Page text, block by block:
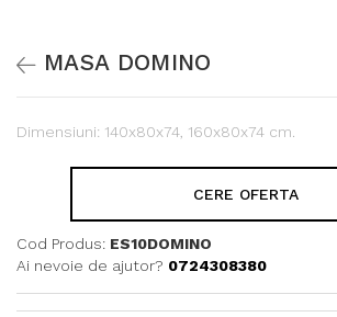
MASA DOMINO
Dimensiuni: 140x80x74, 160x80x74 cm.
CERE OFERTA
Cod Produs: ES10DOMINO
Ai nevoie de ajutor? 0724308380